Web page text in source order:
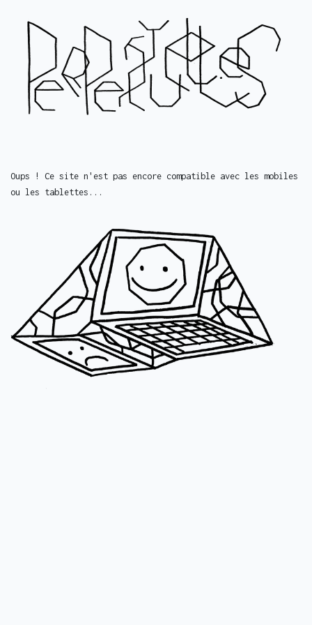
Oups ! Ce site n'est pas encore compatible avec les mobiles
ou les tablettes...